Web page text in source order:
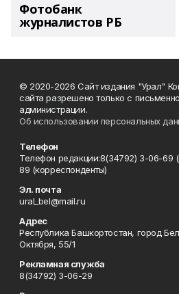
Фотобанк
журналистов РБ
© 2020-2026 Сайт издания "Урал"
сайта разрешено только с
администрации.
Об использовании персональных
Телефон
Телефон редакции:8(34792) 3-06-69
89 (корреспонденты)
Эл. почта
ural_bel@mail.ru
Адрес
Республика Башкортостан, город
Октября, 55/1
Рекламная служба
8(34792) 3-06-29